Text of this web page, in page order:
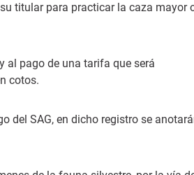
titular para practicar la caza mayor
al pago de una tarifa que será
cotos.
del SAG, en dicho registro se